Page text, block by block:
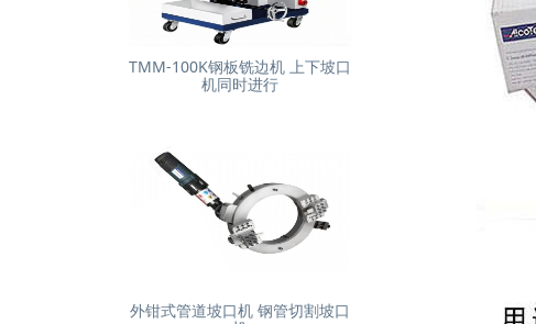
TMM-100K钢板铣边机 上下坡口
机同时进行
外钳式管道坡口机 钢管切割坡口